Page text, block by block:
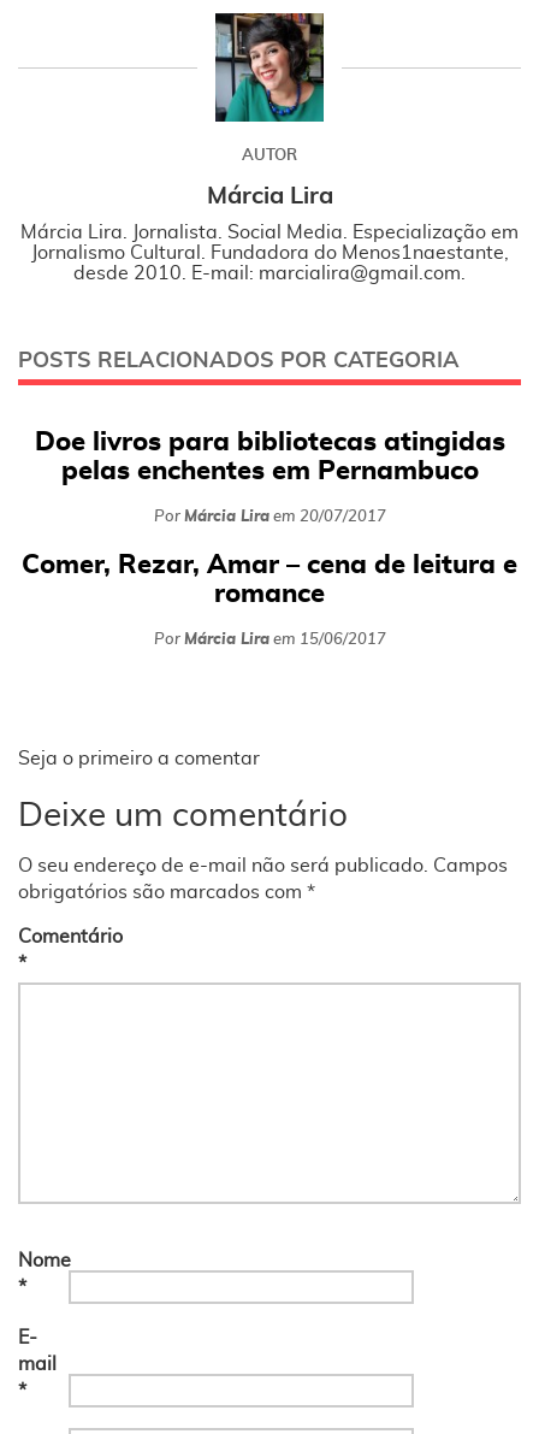
AUTOR
Márcia Lira
Márcia Lira. Jornalista. Social Media. Especialização em
Jornalismo Cultural. Fundadora do Menos1naestante,
desde 2010. E-mail: marcialira@gmail.com.
POSTS RELACIONADOS POR CATEGORIA
Doe livros para bibliotecas atingidas
pelas enchentes em Pernambuco
Por Márcia Liraem 20/07/2017
Comer, Rezar, Amar – cena de leitura e
romance
Por Márcia Liraem 15/06/2017
Seja o primeiro a comentar
Deixe um comentário
O seu endereço de e-mail não será publicado. Campos
obrigatórios são marcados com *
Comentário
*
Nome
*
E-
mail
*